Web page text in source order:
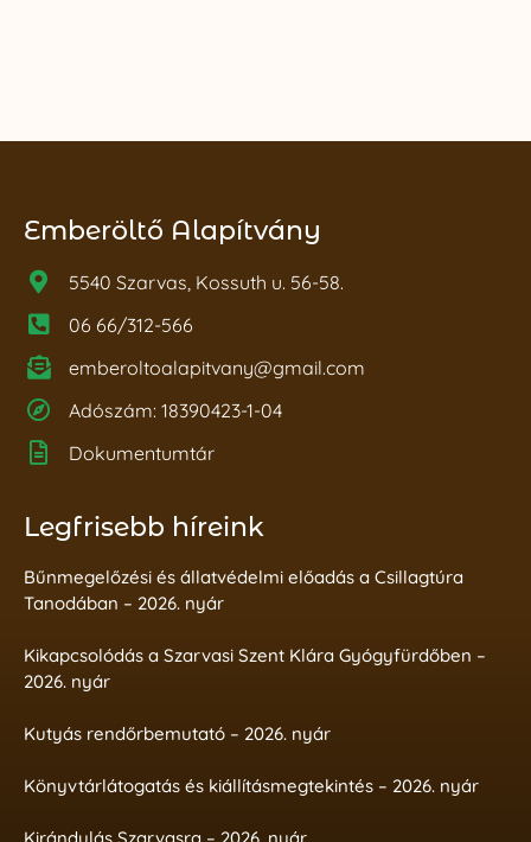
Emberöltő Alapítvány
5540 Szarvas, Kossuth u. 56-58.
06 66/312-566
emberoltoalapitvany@gmail.com
Adószám: 18390423-1-04
Dokumentumtár
Legfrisebb híreink
Bűnmegelőzési és állatvédelmi előadás a Csillagtúra
Tanodában – 2026. nyár
Kikapcsolódás a Szarvasi Szent Klára Gyógyfürdőben –
2026. nyár
Kutyás rendőrbemutató – 2026. nyár
Könyvtárlátogatás és kiállításmegtekintés – 2026. nyár